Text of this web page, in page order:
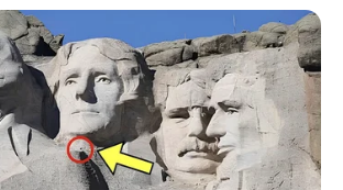
tema é escolhido por muitas
que ainda estão aprendendo
e criaturas, então, a melhor
algo lúdico. Porém, temos